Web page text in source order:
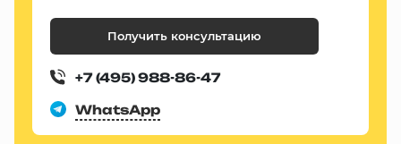
Получить консультацию
+7 (495) 988-86-47
WhatsApp